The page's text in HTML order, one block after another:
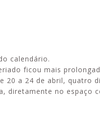
calendário.
ficou mais
20 a 24 de abril, quatro
diretamente no espaço
SP enviar
sobre